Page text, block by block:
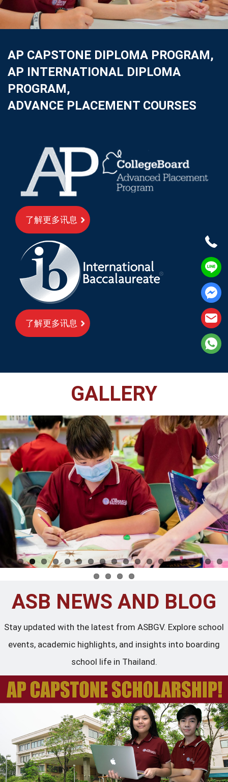
AP CAPSTONE DIPLOMA PROGRAM,
AP INTERNATIONAL DIPLOMA
PROGRAM,
ADVANCE PLACEMENT COURSES
了解更多讯息
了解更多讯息
GALLERY
ASB NEWS AND BLOG
Stay updated with the latest from ASBGV. Explore school
events, academic highlights, and insights into boarding
school life in Thailand.